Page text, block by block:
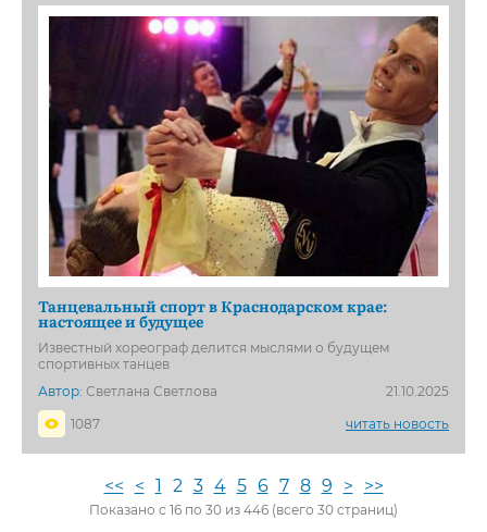
Танцевальный спорт в Краснодарском крае:
настоящее и будущее
Известный хореограф делится мыслями о будущем
спортивных танцев
Автор: Светлана Светлова
21.10.2025
1087
читать новость
<< < 1 2 3 4 5 6 7 8 9 > >>
Показано с 16 по 30 из 446 (всего 30 страниц)